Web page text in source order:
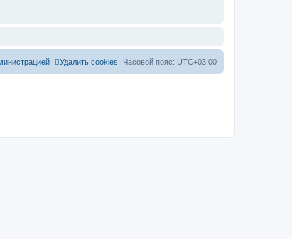
Часовой пояс: UTC+03:00
Удалить cookies